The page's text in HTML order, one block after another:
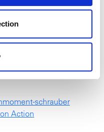
bei allen Modellen
Haltbarkeit
Kontrolle
schrauber
Action